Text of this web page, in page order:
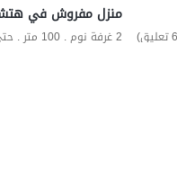
منزل مفروش في